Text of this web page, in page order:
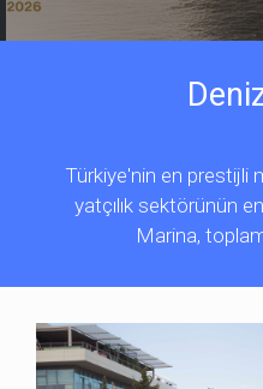
Türkiye'nin en prestijli
yatçılık sektörünün
Marina,